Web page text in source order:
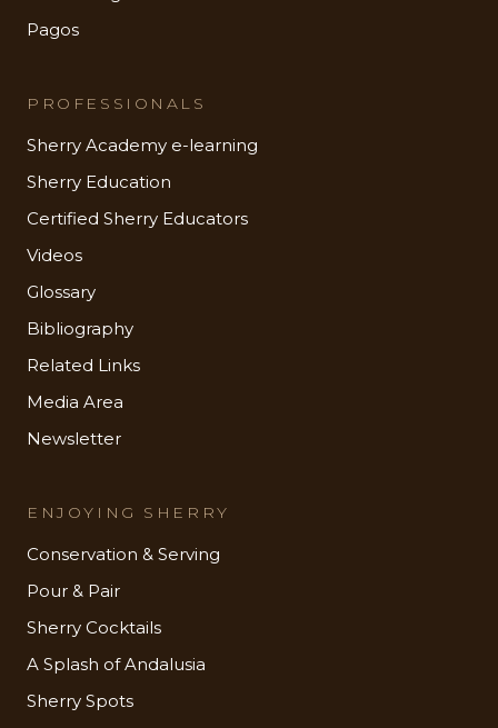
Pagos
PROFESSIONALS
Sherry Academy e-learning
Sherry Education
Certified Sherry Educators
Videos
Glossary
Bibliography
Related Links
Media Area
Newsletter
ENJOYING SHERRY
Conservation & Serving
Pour & Pair
Sherry Cocktails
A Splash of Andalusia
Sherry Spots